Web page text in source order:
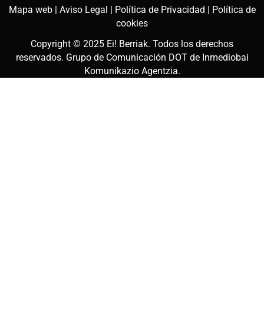
Mapa web | Aviso Legal | Política de Privacidad |
Política de
cookies
Copyright © 2025 Ei! Berriak. Todos los derechos
reservados. Grupo de Comunicación DOT de Inmediobai
Komunikazio Agentzia.